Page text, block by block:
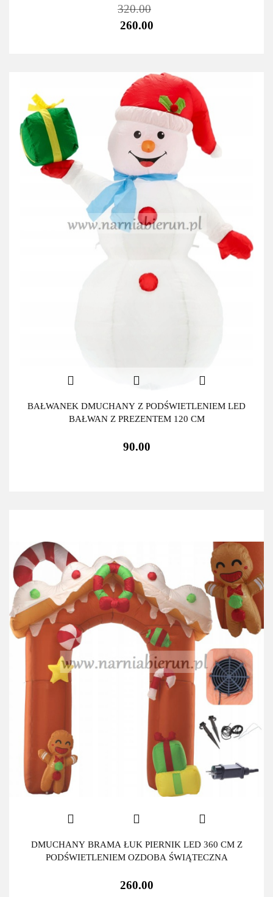
320.00
260.00
BAŁWANEK DMUCHANY Z PODŚWIETLENIEM LED
BAŁWAN Z PREZENTEM 120 CM
90.00
DMUCHANY BRAMA ŁUK PIERNIK LED 360 CM Z
PODŚWIETLENIEM OZDOBA ŚWIĄTECZNA
260.00